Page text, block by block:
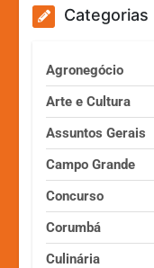
Categorias
Agronegócio
Arte e Cultura
Assuntos Gerais
Campo Grande
Concurso
Corumbá
Culinária